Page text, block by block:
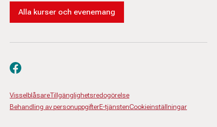
Alla kurser och evenemang
VisselblåsareTillgänglighetsredogörelse
Behandling av personuppgifterE-tjänstenCookieinställningar
Besök oss på facebook